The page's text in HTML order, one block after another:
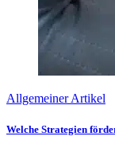
Allgemeiner Artikel
Welche Strategien